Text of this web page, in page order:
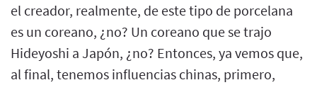
el creador, realmente, de este tipo de porcelana
es un coreano, ¿no? Un coreano que se trajo
Hideyoshi a Japón, ¿no? Entonces, ya vemos que,
al final, tenemos influencias chinas, primero,